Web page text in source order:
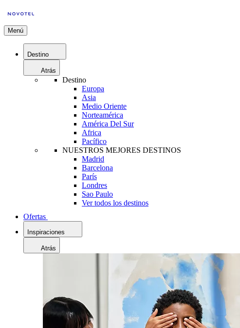
Menú
Destino
Atrás
Destino
Europa
Asia
Medio Oriente
Norteamérica
América Del Sur
Africa
Pacífico
NUESTROS MEJORES DESTINOS
Madrid
Barcelona
París
Londres
Sao Paulo
Ver todos los destinos
Ofertas
Inspiraciones
Atrás